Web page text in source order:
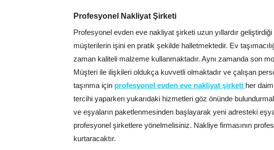
Profesyonel Nakliyat Şirketi
Profesyonel evden eve nakliyat şirketi uzun yıllardır
müşterilerin işini en pratik şekilde halletmektedir. Ev
zaman kaliteli malzeme kullanmaktadır. Aynı zamanda son
Müşteri ile ilişkileri oldukça kuvvetli olmaktadır ve çalışan
taşınma için profesyonel evden eve nakliyat şirketi her
tercihi yaparken yukarıdaki hizmetleri göz önünde
ve eşyaların paketlenmesinden başlayarak yeni adresteki
profesyonel şirketlere yönelmelisiniz. Nakliye firmasının
kurtaracaktır.